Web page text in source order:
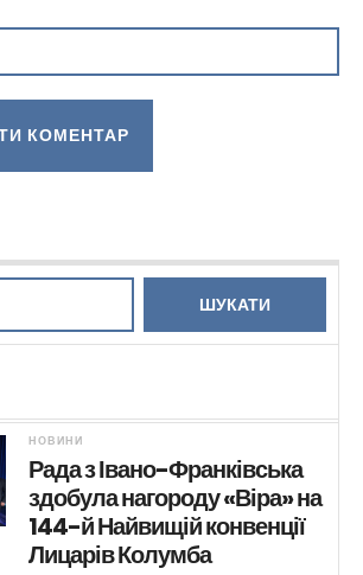
НОВИНИ
Рада з Івано-Франківська
здобула нагороду «Віра» на
144-й Найвищій конвенції
Лицарів Колумба